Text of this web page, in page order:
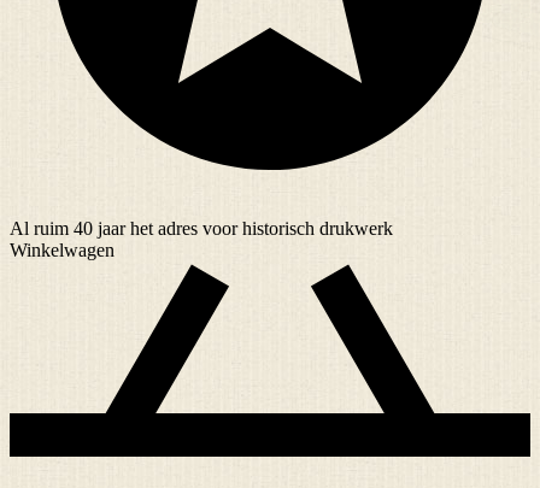
Al ruim 40 jaarhet adres voor historisch drukwerk
Winkelwagen